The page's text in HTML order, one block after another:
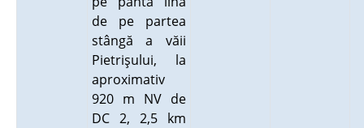
de pe partea
stângă a văii
Pietrişului, la
aproximativ
920 m NV de
DC 2, 2,5 km